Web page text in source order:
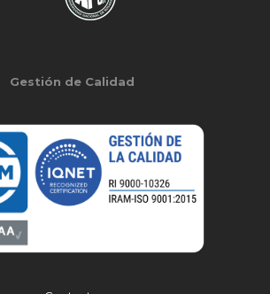
Gestión de Calidad